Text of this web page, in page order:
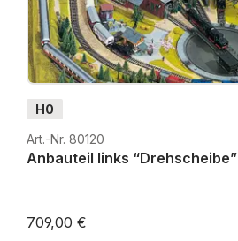
H0
Art.-Nr. 80120
Anbauteil links “Drehscheibe”
709,00 €